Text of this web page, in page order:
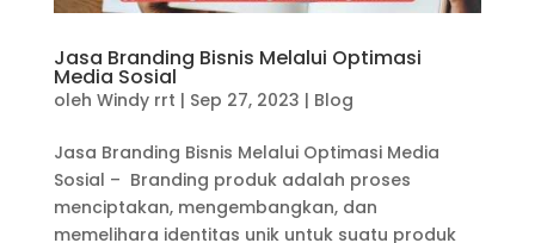
Jasa Branding Bisnis Melalui Optimasi
Media Sosial
oleh Windy rrt | Sep 27, 2023 | Blog
Jasa Branding Bisnis Melalui Optimasi Media
Sosial – Branding produk adalah proses
menciptakan, mengembangkan, dan
memelihara identitas unik untuk suatu produk